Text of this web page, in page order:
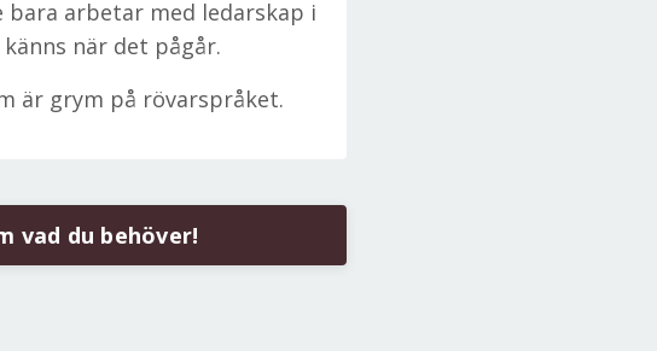
arbetar med ledarskap i
när det pågår.
är grym på rövarspråket.
vad du behöver!